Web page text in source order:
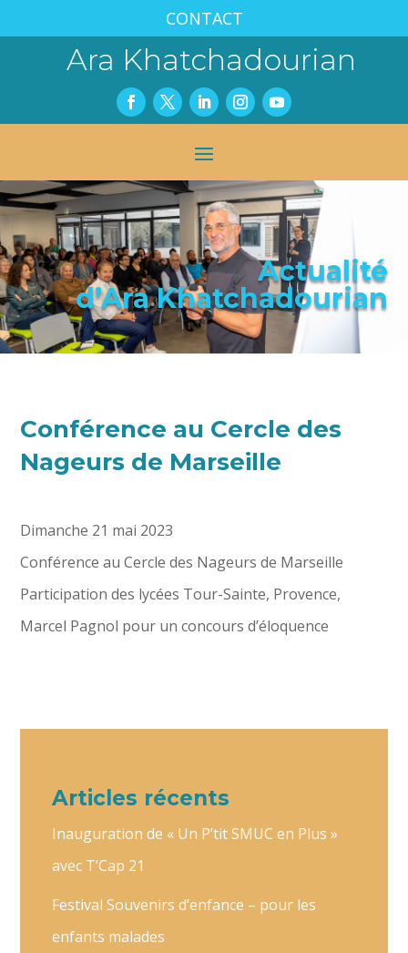
CONTACT
Ara Khatchadourian
Actualité
d’Ara Khatchadourian
Conférence au Cercle des
Nageurs de Marseille
Dimanche 21 mai 2023
Conférence au Cercle des Nageurs de Marseille
Participation des lycées Tour-Sainte, Provence,
Marcel Pagnol pour un concours d’éloquence
Articles récents
Inauguration de « Un P’tit SMUC en Plus »
avec T’Cap 21
Festival Souvenirs d’enfance – pour les
enfants malades